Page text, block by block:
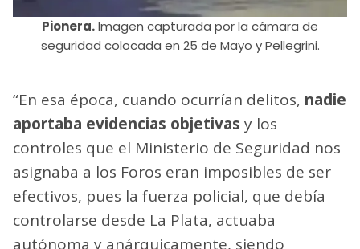
Pionera.Imagen capturada por la cámara de
seguridad colocada en 25 de Mayo y Pellegrini.
“En esa época, cuando ocurrían delitos, nadie
aportaba evidencias objetivas y los
controles que el Ministerio de Seguridad nos
asignaba a los Foros eran imposibles de ser
efectivos, pues la fuerza policial, que debía
controlarse desde La Plata, actuaba
autónoma y anárquicamente, siendo